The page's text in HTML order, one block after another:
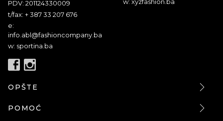
PDV: 201124330009
t/fax: + 387 33 207 676
e:
info.abl@fashioncompany.ba
w: sportina.ba
OPŠTE
POMOĆ